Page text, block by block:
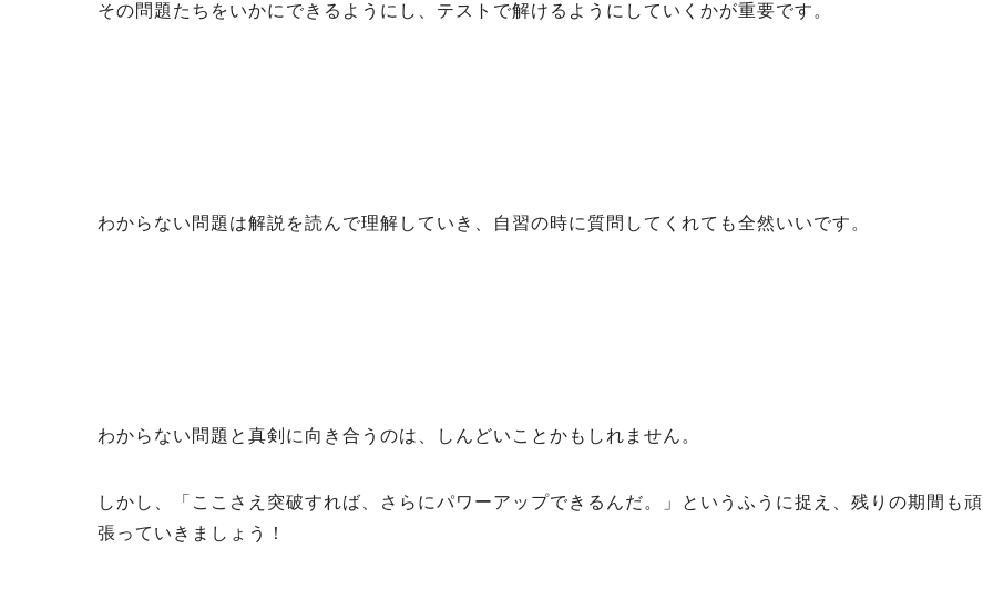
その問題たちをいかにできるようにし、テストで解けるようにしていくかが重要です。
わからない問題は解説を読んで理解していき、自習の時に質問してくれても全然いいです。
わからない問題と真剣に向き合うのは、しんどいことかもしれません。
しかし、「ここさえ突破すれば、さらにパワーアップできるんだ。」というふうに捉え、残りの期間も頑
張っていきましょう！